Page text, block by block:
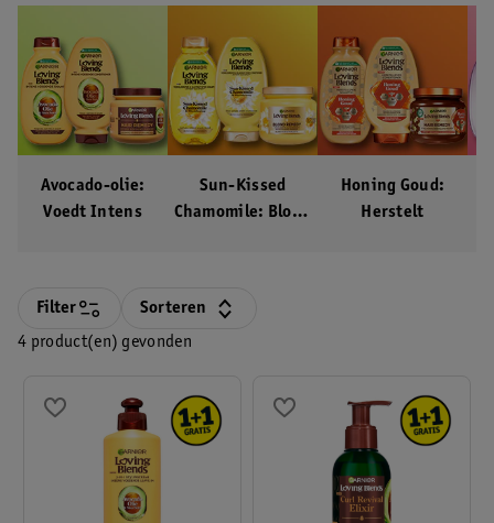
Avocado-olie:
Voedt Intens
Sun-Kissed
Chamomile: Blond
Honing Goud:
Herstelt
4 product(en) gevonden
Filter Sorteren